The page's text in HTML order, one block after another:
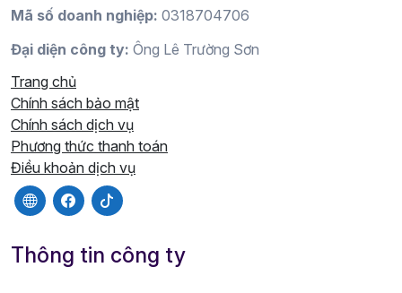
Mã số doanh nghiệp: 0318704706
Đại diện công ty: Ông Lê Trường Sơn
Trang chủ
Chính sách bảo mật
Chính sách dịch vụ
Phương thức thanh toán
Điều khoản dịch vụ
Thông tin công ty